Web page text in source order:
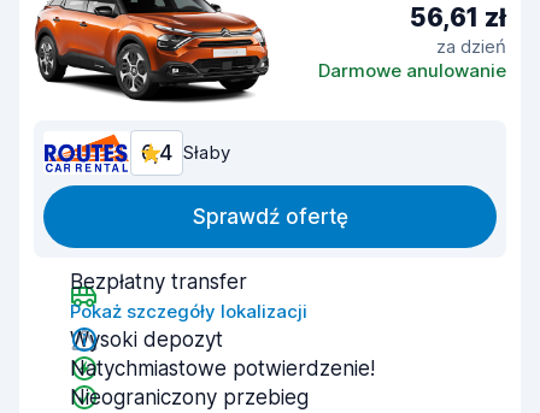
56,61 zł
za dzień
Darmowe anulowanie
6,4 Słaby
Sprawdź ofertę
Bezpłatny transfer
Pokaż szczegóły lokalizacji
Wysoki depozyt
Natychmiastowe potwierdzenie!
Nieograniczony przebieg